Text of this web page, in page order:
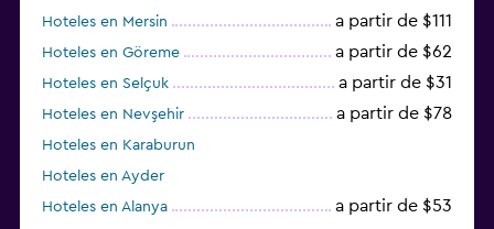
Hoteles en Mersin a partir de $111
Hoteles en Göreme a partir de $62
Hoteles en Selçuk a partir de $31
Hoteles en Nevşehir a partir de $78
Hoteles en Karaburun
Hoteles en Ayder
Hoteles en Alanya
a partir de $53